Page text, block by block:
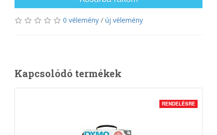
0 vélemény / új vélemény
Kapcsolódó termékek
RENDELÉSRE